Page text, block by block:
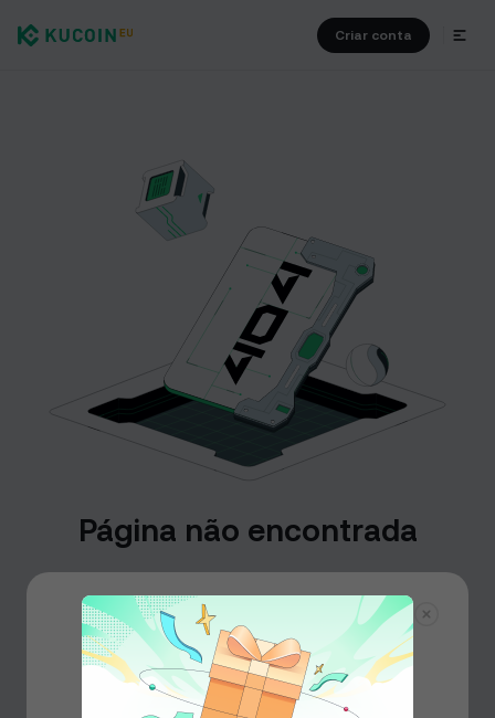
Criar conta
Página não encontrada
Não encontramos a página que você está
procurando, mas não se preocupe: há muito mais para
explorar em nossa página inicial.